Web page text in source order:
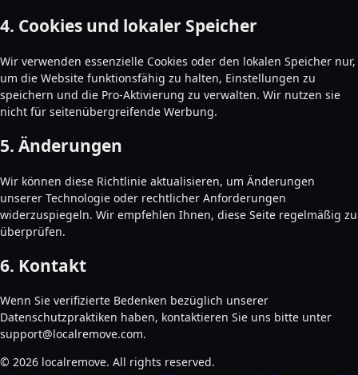
4. Cookies und lokaler Speicher
Wir verwenden essenzielle Cookies oder den lokalen Speicher nur,
um die Website funktionsfähig zu halten, Einstellungen zu
speichern und die Pro-Aktivierung zu verwalten. Wir nutzen sie
nicht für seitenübergreifende Werbung.
5. Änderungen
Wir können diese Richtlinie aktualisieren, um Änderungen
unserer Technologie oder rechtlicher Anforderungen
widerzuspiegeln. Wir empfehlen Ihnen, diese Seite regelmäßig zu
überprüfen.
6. Kontakt
Wenn Sie verifizierte Bedenken bezüglich unserer
Datenschutzpraktiken haben, kontaktieren Sie uns bitte unter
support@localremove.com.
© 2026 localremove. All rights reserved.